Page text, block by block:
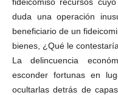
duda una operación
beneficiario de un
bienes, ¿Qué le
La delincuencia
esconder fortunas en
ocultarlas detrás de